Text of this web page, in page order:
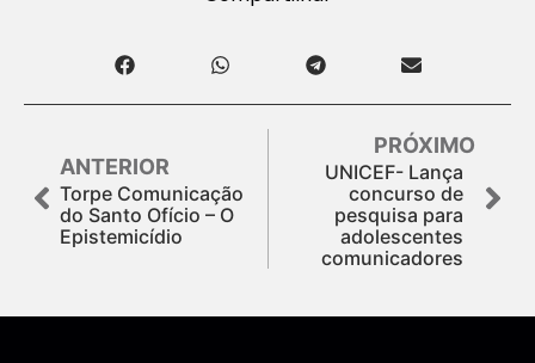
ANTERIOR
Torpe Comunicação
do Santo Ofício – O
Epistemicídio
PRÓXIMO
UNICEF- Lança
concurso de
pesquisa para
adolescentes
comunicadores